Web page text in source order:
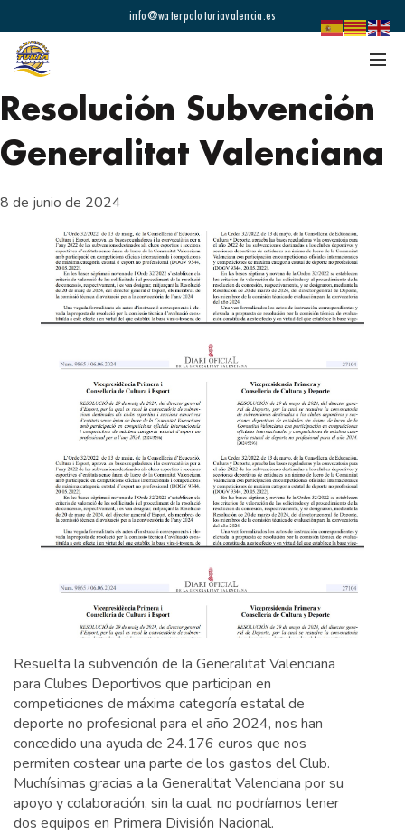
info@waterpoloturiavalencia.es
Resolución Subvención
Generalitat Valenciana
8 de junio de 2024
Resuelta la subvención de la Generalitat Valenciana
para Clubes Deportivos que participan en
competiciones de máxima categoría estatal de
deporte no profesional para el año 2024, nos han
concedido una ayuda de 24.176 euros que nos
permiten costear una parte de los gastos del Club.
Muchísimas gracias a la Generalitat Valenciana por su
apoyo y colaboración, sin la cual, no podríamos tener
dos equipos en Primera División Nacional.